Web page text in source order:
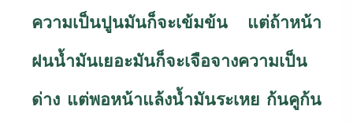
ความเป็นปูนมันก็จะเข้มข้น แต่ถ้าหน้า
ฝนน้ำมันเยอะมันก็จะเจือจางความเป็น
ด่าง แต่พอหน้าแล้งน้ำมันระเหย ก้นคูก้น